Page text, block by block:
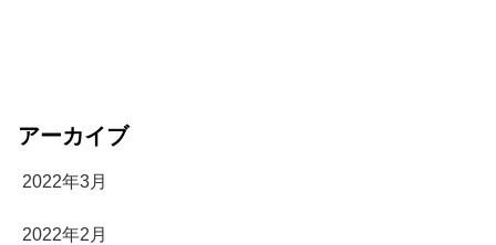
アーカイブ
2022年3月
2022年2月